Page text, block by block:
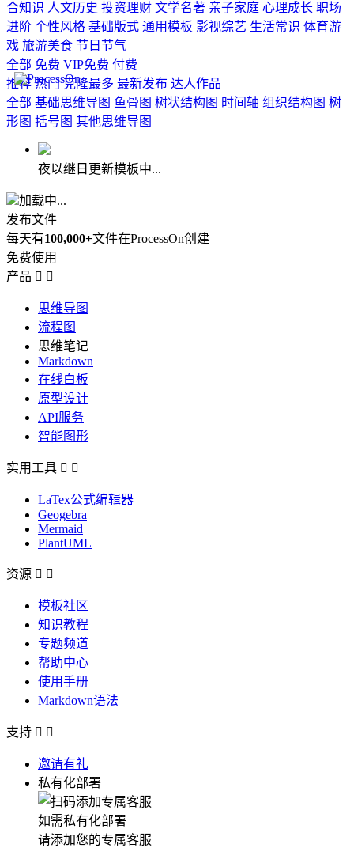
合知识 人文历史 投资理财 文学名著 亲子家庭 心理成长 职场
进阶 个性风格 基础版式 通用模板 影视综艺 生活常识 体育游
戏 旅游美食 节日节气
全部 免费 VIP免费 付费
推荐 热门 克隆最多 最新发布 达人作品
全部 基础思维导图 鱼骨图 树状结构图 时间轴 组织结构图 树
形图 括号图 其他思维导图
夜以继日更新模板中...
加载中...
发布文件
每天有100,000+文件在ProcessOn创建
免费使用
产品  
思维导图
流程图
思维笔记
Markdown
在线白板
原型设计
API服务
智能图形
实用工具  
LaTex公式编辑器
Geogebra
Mermaid
PlantUML
资源  
模板社区
知识教程
专题频道
帮助中心
使用手册
Markdown语法
支持  
邀请有礼
私有化部署
如需私有化部署
请添加您的专属客服